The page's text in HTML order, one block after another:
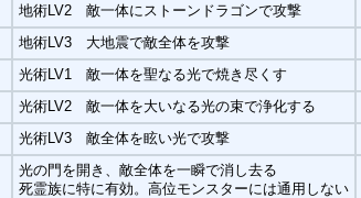
地術LV2 敵一体にストーンドラゴンで攻撃
地術LV3 大地震で敵全体を攻撃
光術LV1 敵一体を聖なる光で焼き尽くす
光術LV2 敵一体を大いなる光の束で浄化する
光術LV3 敵全体を眩い光で攻撃
光の門を開き、敵全体を一瞬で消し去る
死霊族に特に有効。高位モンスターには通用しない